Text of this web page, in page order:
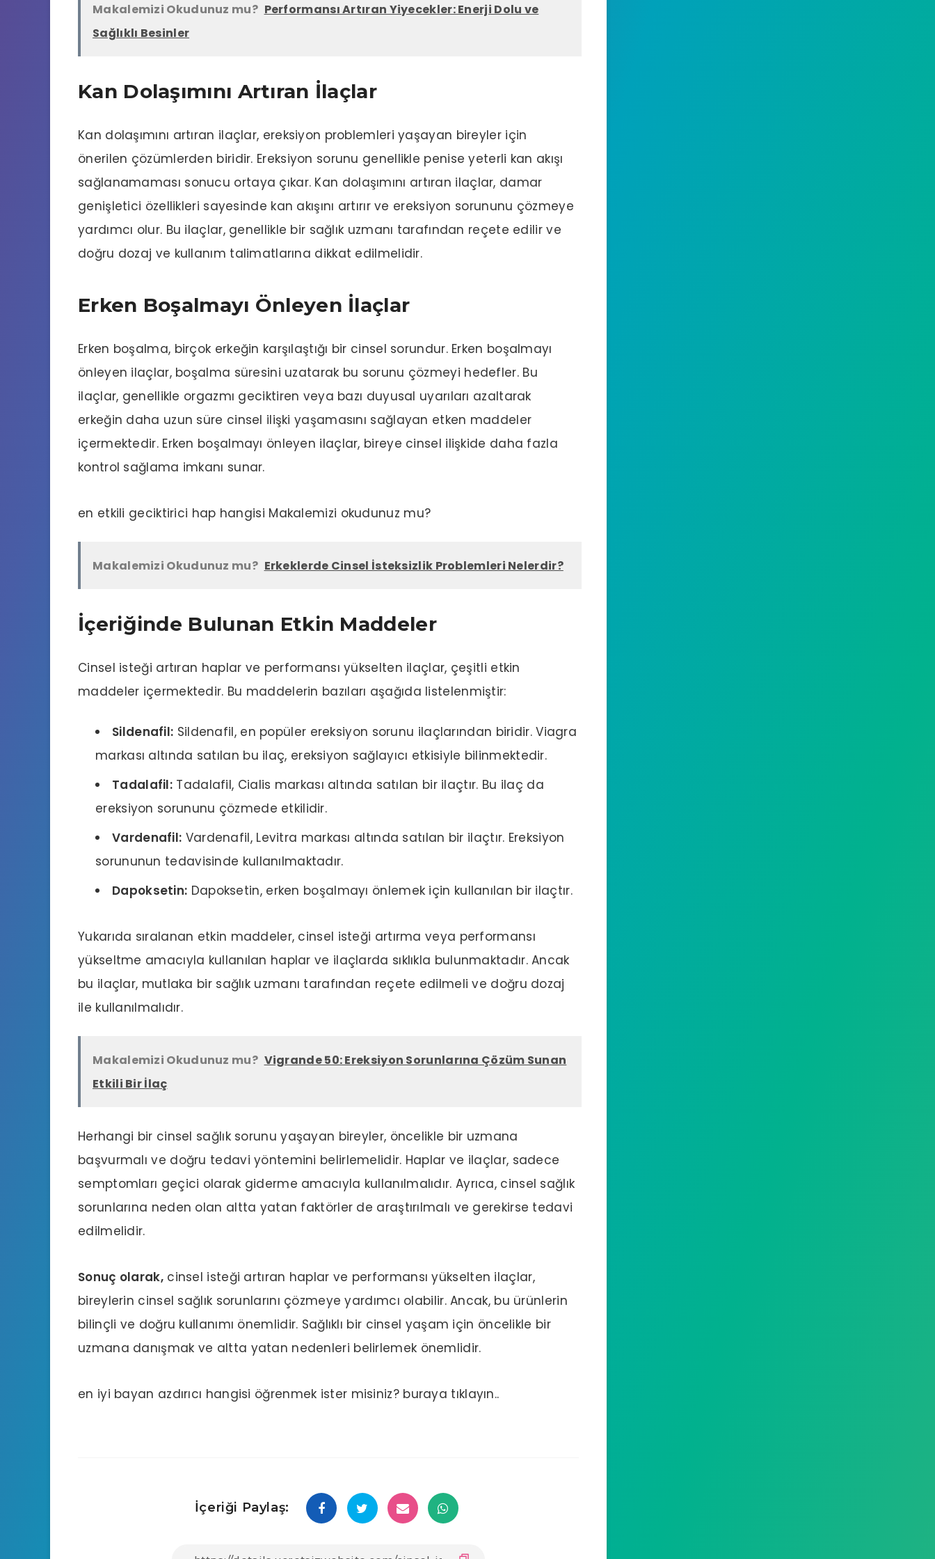
Makalemizi Okudunuz mu? Performansı Artıran Yiyecekler: Enerji Dolu ve
Sağlıklı Besinler
Kan Dolaşımını Artıran İlaçlar
Kan dolaşımını artıran ilaçlar, ereksiyon problemleri yaşayan bireyler için
önerilen çözümlerden biridir. Ereksiyon sorunu genellikle penise yeterli kan akışı
sağlanamaması sonucu ortaya çıkar. Kan dolaşımını artıran ilaçlar, damar
genişletici özellikleri sayesinde kan akışını artırır ve ereksiyon sorununu çözmeye
yardımcı olur. Bu ilaçlar, genellikle bir sağlık uzmanı tarafından reçete edilir ve
doğru dozaj ve kullanım talimatlarına dikkat edilmelidir.
Erken Boşalmayı Önleyen İlaçlar
Erken boşalma, birçok erkeğin karşılaştığı bir cinsel sorundur. Erken boşalmayı
önleyen ilaçlar, boşalma süresini uzatarak bu sorunu çözmeyi hedefler. Bu
ilaçlar, genellikle orgazmı geciktiren veya bazı duyusal uyarıları azaltarak
erkeğin daha uzun süre cinsel ilişki yaşamasını sağlayan etken maddeler
içermektedir. Erken boşalmayı önleyen ilaçlar, bireye cinsel ilişkide daha fazla
kontrol sağlama imkanı sunar.
en etkili geciktirici hap hangisi Makalemizi okudunuz mu?
Makalemizi Okudunuz mu? Erkeklerde Cinsel İsteksizlik Problemleri Nelerdir?
İçeriğinde Bulunan Etkin Maddeler
Cinsel isteği artıran haplar ve performansı yükselten ilaçlar, çeşitli etkin
maddeler içermektedir. Bu maddelerin bazıları aşağıda listelenmiştir:
Sildenafil: Sildenafil, en popüler ereksiyon sorunu ilaçlarından biridir. Viagra
markası altında satılan bu ilaç, ereksiyon sağlayıcı etkisiyle bilinmektedir.
Tadalafil: Tadalafil, Cialis markası altında satılan bir ilaçtır. Bu ilaç da
ereksiyon sorununu çözmede etkilidir.
Vardenafil: Vardenafil, Levitra markası altında satılan bir ilaçtır. Ereksiyon
sorununun tedavisinde kullanılmaktadır.
Dapoksetin: Dapoksetin, erken boşalmayı önlemek için kullanılan bir ilaçtır.
Yukarıda sıralanan etkin maddeler, cinsel isteği artırma veya performansı
yükseltme amacıyla kullanılan haplar ve ilaçlarda sıklıkla bulunmaktadır. Ancak
bu ilaçlar, mutlaka bir sağlık uzmanı tarafından reçete edilmeli ve doğru dozaj
ile kullanılmalıdır.
Makalemizi Okudunuz mu? Vigrande 50: Ereksiyon Sorunlarına Çözüm Sunan
Etkili Bir İlaç
Herhangi bir cinsel sağlık sorunu yaşayan bireyler, öncelikle bir uzmana
başvurmalı ve doğru tedavi yöntemini belirlemelidir. Haplar ve ilaçlar, sadece
semptomları geçici olarak giderme amacıyla kullanılmalıdır. Ayrıca, cinsel sağlık
sorunlarına neden olan altta yatan faktörler de araştırılmalı ve gerekirse tedavi
edilmelidir.
Sonuç olarak,cinsel isteği artıran haplar ve performansı yükselten ilaçlar,
bireylerin cinsel sağlık sorunlarını çözmeye yardımcı olabilir. Ancak, bu ürünlerin
bilinçli ve doğru kullanımı önemlidir. Sağlıklı bir cinsel yaşam için öncelikle bir
uzmana danışmak ve altta yatan nedenleri belirlemek önemlidir.
en iyi bayan azdırıcı hangisi öğrenmek ister misiniz? buraya tıklayın..
İçeriği Paylaş: